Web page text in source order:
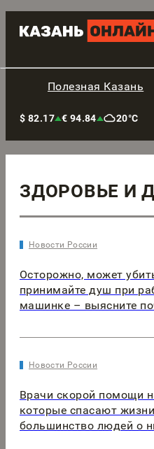
Полезная Казань
$ 82.17 € 94.84 20°C
ЗДОРОВЬЕ И
Новости России
Осторожно, может
принимайте душ при
машинке – выясните
Новости России
Врачи скорой помощи
которые спасают
большинство людей о